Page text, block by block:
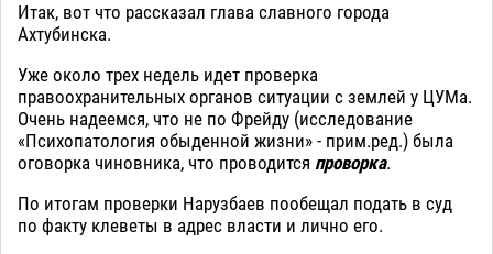
Итак, вот что рассказал глава славного города
Ахтубинска.
Уже около трех недель идет проверка
правоохранительных органов ситуации с землей у ЦУМа.
Очень надеемся, что не по Фрейду (исследование
«Психопатология обыденной жизни» - прим.ред.) была
оговорка чиновника, что проводится проворка.
По итогам проверки Нарузбаев пообещал подать в суд
по факту клеветы в адрес власти и лично его.